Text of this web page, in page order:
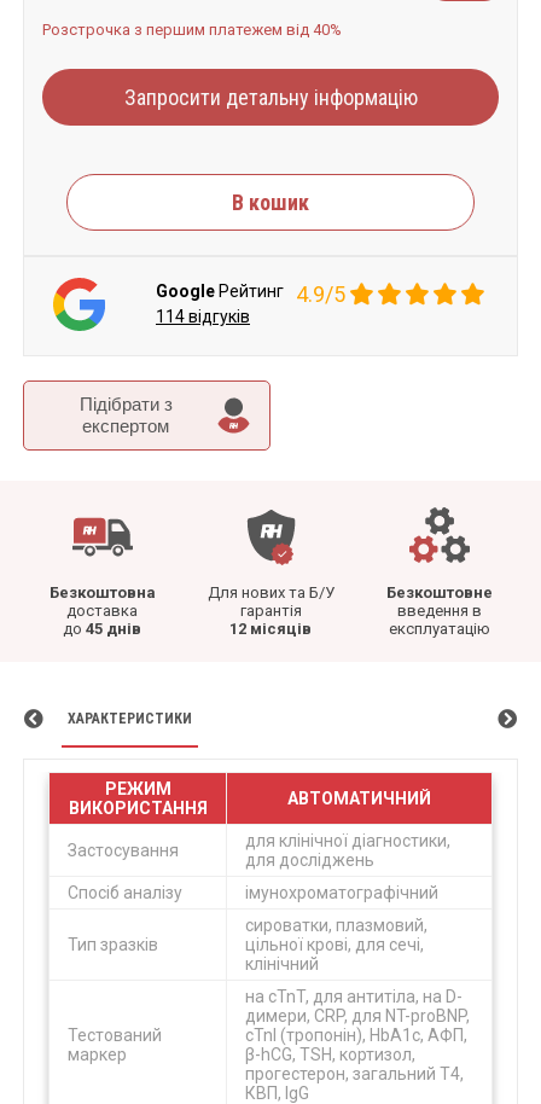
Підібрати з
експертом
Безкоштовна
доставка
до 45 днів
Для нових та Б/У
гарантія
12 місяців
Безкоштовне
введення в
експлуатацію
Розстрочка з першим платежем від 40%
Запросити детальну інформацію
В кошик
Google Рейтинг 4.9/5
114 відгуків
ХАРАКТЕРИСТИКИ
РЕЖИМ
ВИКОРИСТАННЯ
АВТОМАТИЧНИЙ
Застосування
для клінічної діагностики,
для досліджень
Спосіб аналізу
імунохроматографічний
Тип зразків
сироватки, плазмовий,
цільної крові, для сечі,
клінічний
Тестований
маркер
на cTnT, для антитіла, на D-
димери, CRP, для NT-proBNP,
cTnI (тропонін), HbA1c, АФП,
β-hCG, TSH, кортизол,
прогестерон, загальний T4,
КВП, IgG